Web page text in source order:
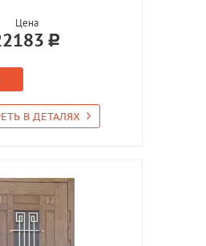
Цена
В ДЕТАЛЯХ